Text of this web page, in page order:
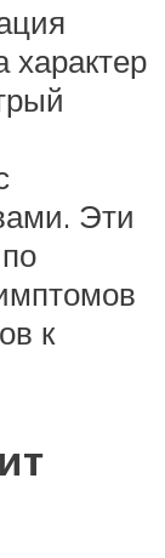
характер
Эти
к